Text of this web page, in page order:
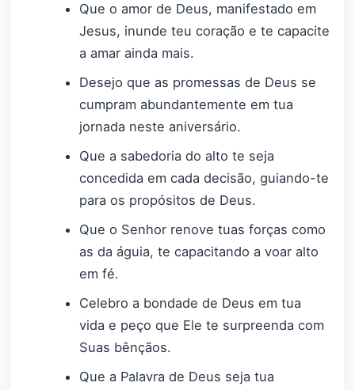
Que o amor de Deus, manifestado em
Jesus, inunde teu coração e te capacite
a amar ainda mais.
Desejo que as promessas de Deus se
cumpram abundantemente em tua
jornada neste aniversário.
Que a sabedoria do alto te seja
concedida em cada decisão, guiando-te
para os propósitos de Deus.
Que o Senhor renove tuas forças como
as da águia, te capacitando a voar alto
em fé.
Celebro a bondade de Deus em tua
vida e peço que Ele te surpreenda com
Suas bênçãos.
Que a Palavra de Deus seja tua